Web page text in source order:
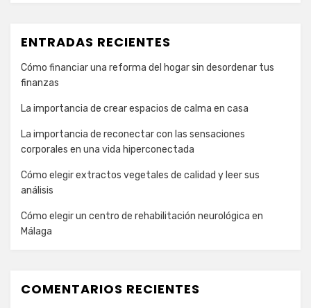
ENTRADAS RECIENTES
Cómo financiar una reforma del hogar sin desordenar tus
finanzas
La importancia de crear espacios de calma en casa
La importancia de reconectar con las sensaciones
corporales en una vida hiperconectada
Cómo elegir extractos vegetales de calidad y leer sus
análisis
Cómo elegir un centro de rehabilitación neurológica en
Málaga
COMENTARIOS RECIENTES